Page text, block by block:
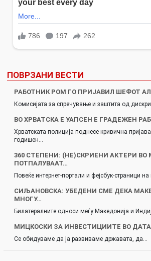
ПОВРЗАНИ ВЕСТИ
РАБОТНИК РОМ ГО ПРИЈАВИЛ ШЕФОТ
Комисијата за спречување и заштита од
ВО ХРВАТСКА Е УАПСЕН Е ГРАДЕЖЕН
Хрватската полиција поднесе кривична
годишен…
360 СТЕПЕНИ: (НЕ)СКРИЕНИ АКТЕРИ
ПОТПАЛУВААТ…
Повеќе интернет-портали и фејсбук-страници
СИЉАНОВСКА: УБЕДЕНИ СМЕ ДЕКА
МНОГУ…
Билатералните односи меѓу Македонија и
МИЦКОСКИ ЗА ИНВЕСТИЦИИТЕ ВО
Се обидуваме да ја развиваме државата, да…